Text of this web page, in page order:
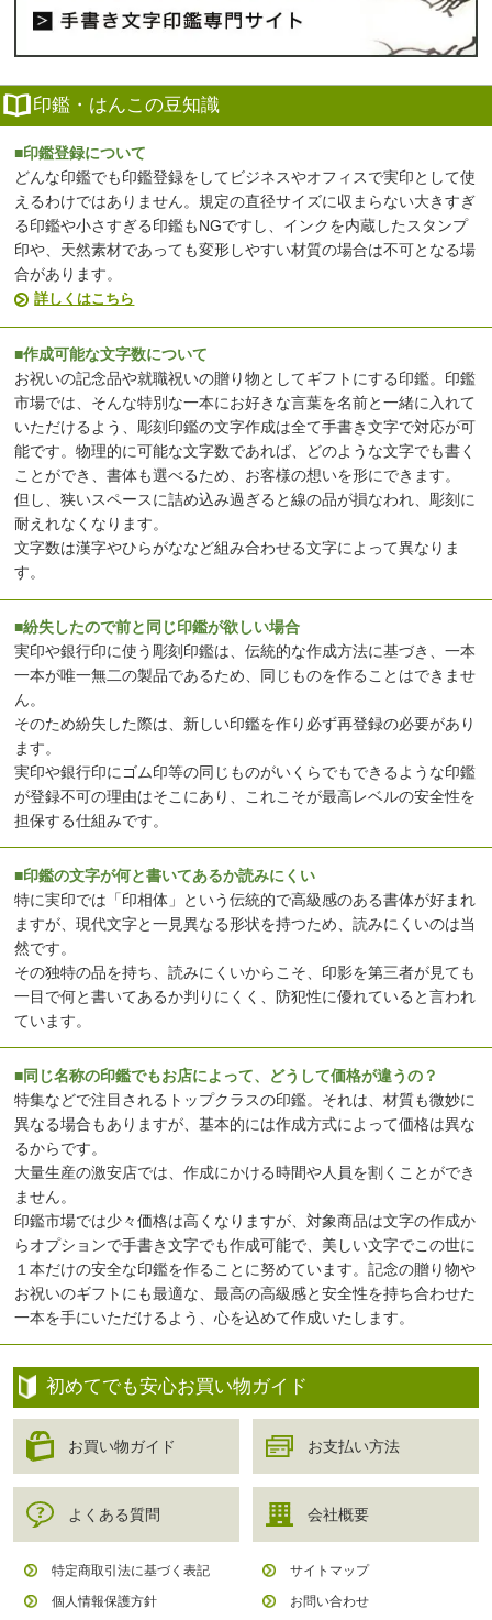
印鑑・はんこの豆知識
■印鑑登録について
どんな印鑑でも印鑑登録をしてビジネスやオフィスで実印として使
えるわけではありません。規定の直径サイズに収まらない大きすぎ
る印鑑や小さすぎる印鑑もNGですし、インクを内蔵したスタンプ
印や、天然素材であっても変形しやすい材質の場合は不可となる場
合があります。
詳しくはこちら
■作成可能な文字数について
お祝いの記念品や就職祝いの贈り物としてギフトにする印鑑。印鑑
市場では、そんな特別な一本にお好きな言葉を名前と一緒に入れて
いただけるよう、彫刻印鑑の文字作成は全て手書き文字で対応が可
能です。物理的に可能な文字数であれば、どのような文字でも書く
ことができ、書体も選べるため、お客様の想いを形にできます。
但し、狭いスペースに詰め込み過ぎると線の品が損なわれ、彫刻に
耐えれなくなります。
文字数は漢字やひらがななど組み合わせる文字によって異なりま
す。
■紛失したので前と同じ印鑑が欲しい場合
実印や銀行印に使う彫刻印鑑は、伝統的な作成方法に基づき、一本
一本が唯一無二の製品であるため、同じものを作ることはできませ
ん。
そのため紛失した際は、新しい印鑑を作り必ず再登録の必要があり
ます。
実印や銀行印にゴム印等の同じものがいくらでもできるような印鑑
が登録不可の理由はそこにあり、これこそが最高レベルの安全性を
担保する仕組みです。
■印鑑の文字が何と書いてあるか読みにくい
特に実印では「印相体」という伝統的で高級感のある書体が好まれ
ますが、現代文字と一見異なる形状を持つため、読みにくいのは当
然です。
その独特の品を持ち、読みにくいからこそ、印影を第三者が見ても
一目で何と書いてあるか判りにくく、防犯性に優れていると言われ
ています。
■同じ名称の印鑑でもお店によって、どうして価格が違うの？
特集などで注目されるトップクラスの印鑑。それは、材質も微妙に
異なる場合もありますが、基本的には作成方式によって価格は異な
るからです。
大量生産の激安店では、作成にかける時間や人員を割くことができ
ません。
印鑑市場では少々価格は高くなりますが、対象商品は文字の作成か
らオプションで手書き文字でも作成可能で、美しい文字でこの世に
１本だけの安全な印鑑を作ることに努めています。記念の贈り物や
お祝いのギフトにも最適な、最高の高級感と安全性を持ち合わせた
一本を手にいただけるよう、心を込めて作成いたします。
初めてでも安心お買い物ガイド
お買い物ガイド お支払い方法
よくある質問 会社概要
特定商取引法に基づく表記
サイトマップ
個人情報保護方針
お問い合わせ